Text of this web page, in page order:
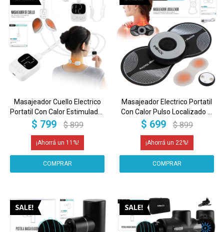
Masajeador Cuello Electrico
Portatil Con Calor Estimulador
Nervioso Bateria Masaje
$ 799 $ 899
11
Masajeador Electrico Portatil
Con Calor Pulso Localizado A
Bateria Masaje Corporal
$ 699 $ 899
22